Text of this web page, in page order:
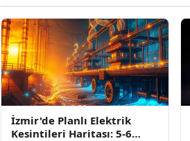
İzmir'de Planlı Elektrik
Kesintileri Haritası: 5-6